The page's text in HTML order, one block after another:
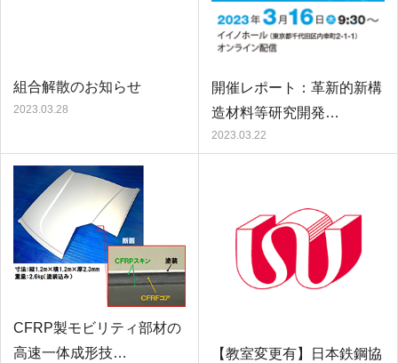
組合解散のお知らせ
2023.03.28
開催レポート：革新的新構
造材料等研究開発…
2023.03.22
CFRP製モビリティ部材の
高速一体成形技…
【教室変更有】日本鉄鋼協